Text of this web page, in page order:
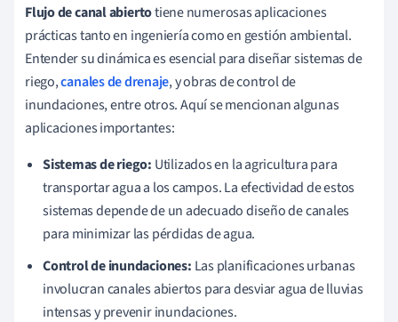
Flujo de canal abiertotiene numerosas aplicaciones
prácticas tanto en ingeniería como en gestión ambiental.
Entender su dinámica es esencial para diseñar sistemas de
riego,canales de drenaje, y obras de control de
inundaciones, entre otros. Aquí se mencionan algunas
aplicaciones importantes:
Sistemas de riego: Utilizados en la agricultura para
transportar agua a los campos. La efectividad de estos
sistemas depende de un adecuado diseño de canales
para minimizar las pérdidas de agua.
Control de inundaciones: Las planificaciones urbanas
involucran canales abiertos para desviar agua de lluvias
intensas y prevenir inundaciones.